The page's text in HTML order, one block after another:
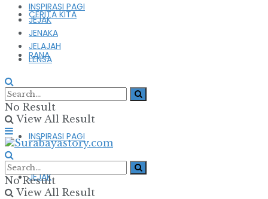
CERITA KITA
RANA
FIKSI & PUISI
INSPIRASI PAGI
JEJAK
INSPIRASI PAGI
JEJAK
JENAKA
JELAJAH
LENSA
No Result
View All Result
No Result
View All Result